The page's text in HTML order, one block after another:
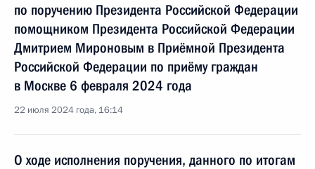
по поручению Президента Российской Федерации
помощником Президента Российской Федерации
Дмитрием Мироновым в Приёмной Президента
Российской Федерации по приёму граждан
в Москве 6 февраля 2024 года
22 июля 2024 года, 16:14
О ходе исполнения поручения, данного по итогам